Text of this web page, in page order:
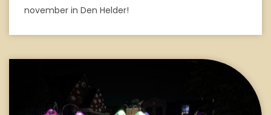
november in Den Helder!